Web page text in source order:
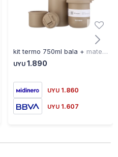
kit termo 750ml bala + mate sicilia arena
UYU 1.890
UYU 1.860
UYU 1.607